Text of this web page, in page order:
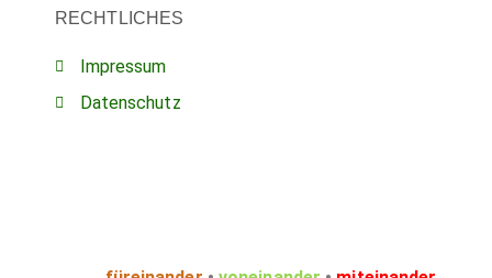
RECHTLICHES
Impressum
Datenschutz